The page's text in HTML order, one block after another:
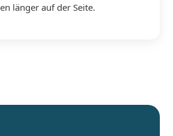
länger auf der Seite.